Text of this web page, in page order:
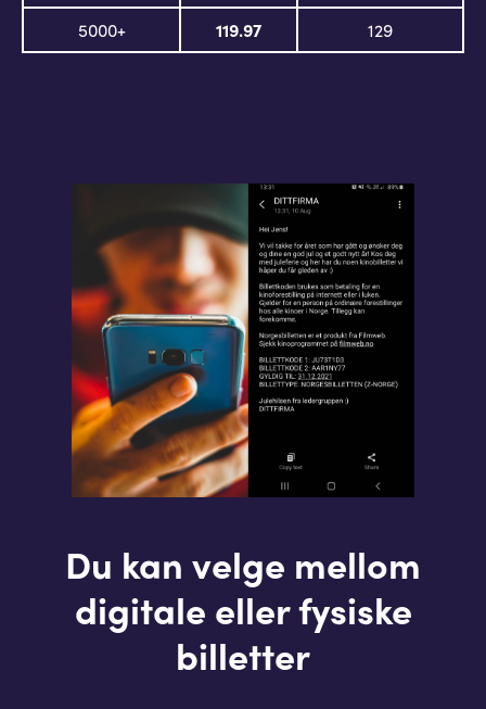
5000+
119.97 129
Du kan velge mellom
digitale eller fysiske
billetter